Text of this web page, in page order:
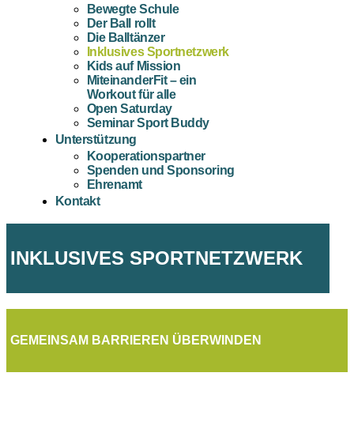
Bewegte Schule
Der Ball rollt
Die Balltänzer
Inklusives Sportnetzwerk
Kids auf Mission
MiteinanderFit – ein
Workout für alle
Open Saturday
Seminar Sport Buddy
Unterstützung
Kooperationspartner
Spenden und Sponsoring
Ehrenamt
Kontakt
INKLUSIVES SPORTNETZWERK
GEMEINSAM BARRIEREN ÜBERWINDEN